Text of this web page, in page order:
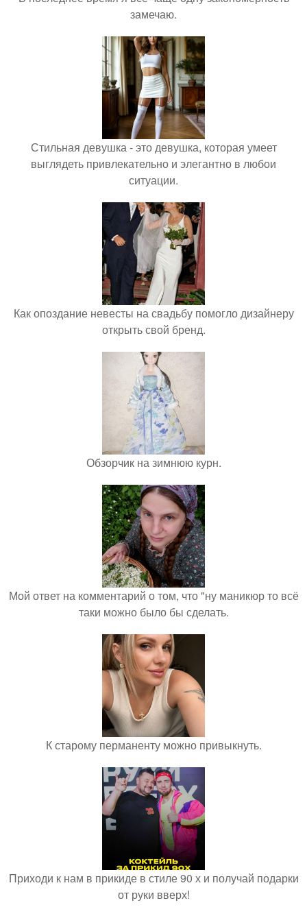
замечаю.
Стильная девушка - это девушка, которая умеет
выглядеть привлекательно и элегантно в любои
ситуации.
Как опоздание невесты на свадьбу помогло дизайнеру
открыть свой бренд.
Обзорчик на зимнюю курн.
Мой ответ на комментарий о том, что "ну маникюр то всё
таки можно было бы сделать.
К старому перманенту можно привыкнуть.
Приходи к нам в прикиде в стиле 90 х и получай подарки
от руки вверх!